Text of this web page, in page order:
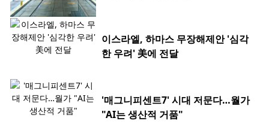
이스라엘, 하마스 무장해제안 '심각
한 우려' 美에 전달
'매그니피센트7' 시대 저문다…월가
"AI는 생산적 거품"